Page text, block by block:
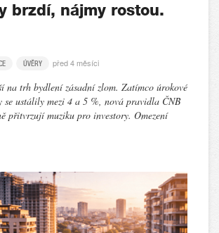
brzdí, nájmy rostou.
ÚVĚRY před 4 měsíci
na trh bydlení zásadní zlom. Zatímco úrokové
se ustálily mezi 4 a 5 %, nová pravidla ČNB
přitvrzují muziku pro investory. Omezení